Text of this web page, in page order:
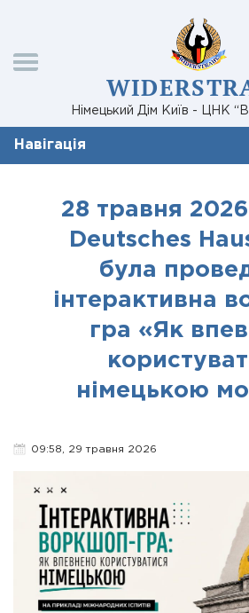
Німецький Дім Київ - ЦНК
Навігація
28 травня
Deutsches
була
інтерактивна
гра «Як
німецькою
09:58, 29 травня 2026